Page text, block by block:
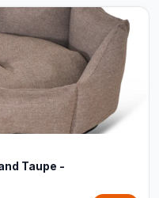
Taupe -